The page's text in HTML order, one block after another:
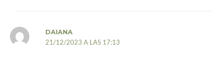
DAIANA
21/12/2023 A LAS 17:13